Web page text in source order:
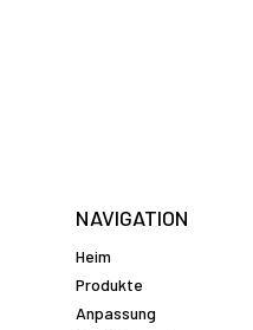
NAVIGATION
Heim
Produkte
Anpassung